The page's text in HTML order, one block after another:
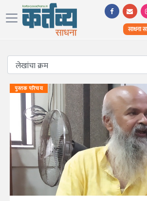
साधना
पुस्तक परिचय